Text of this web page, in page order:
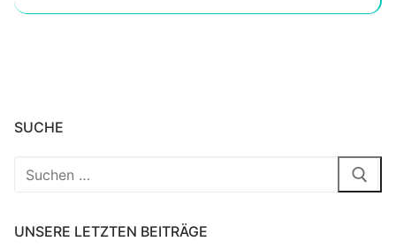
SUCHE
Suchen
UNSERE LETZTEN BEITRÄGE